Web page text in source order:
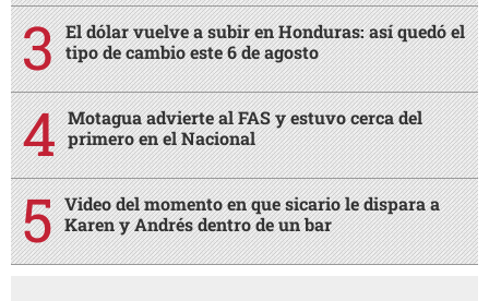
El dólar vuelve a subir en Honduras: así quedó el
tipo de cambio este 6 de agosto
Motagua advierte al FAS y estuvo cerca del
primero en el Nacional
Video del momento en que sicario le dispara a
Karen y Andrés dentro de un bar